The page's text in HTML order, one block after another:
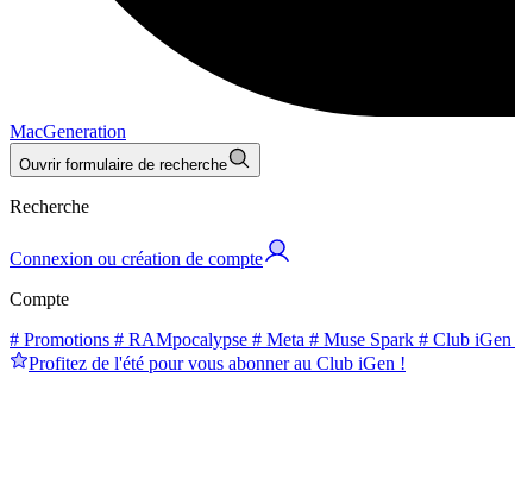
MacGeneration
Ouvrir formulaire de recherche
Recherche
Connexion ou création de compte
Compte
# Promotions # RAMpocalypse # Meta # Muse Spark # Club iGen
Profitez de l'été pour vous abonner au Club iGen !